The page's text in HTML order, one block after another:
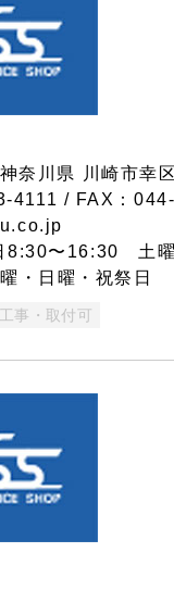
奈川県 川崎市幸
4111 / FAX：
8:30〜16:30 土
・日曜・祝祭日
工事・取付可